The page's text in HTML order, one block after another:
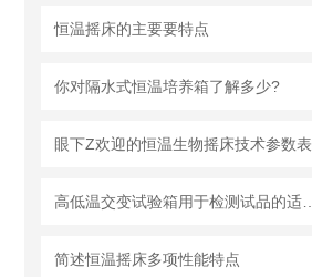
恒温摇床的主要要特点
你对隔水式恒温培养箱了解多少?
眼下Z欢迎的恒温生物摇床技术参数表
简述恒温摇床多项性能特点